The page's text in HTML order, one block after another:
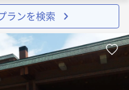
ランを検索